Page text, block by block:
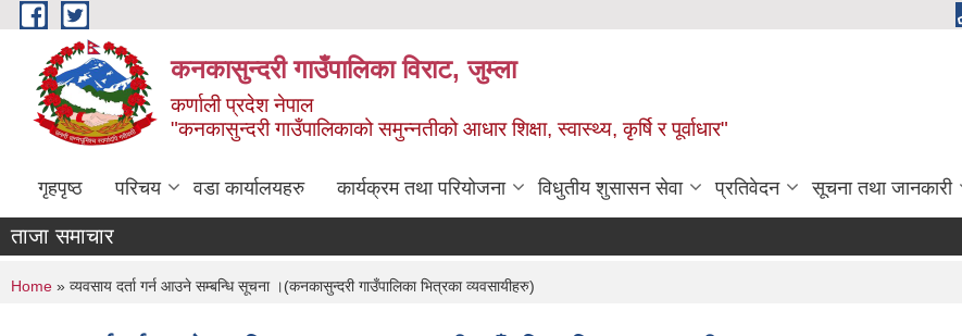
Skip to main content
कनकासुन्दरी गाउँपालिका विराट, जुम्ला
कर्णाली प्रदेश नेपाल
"कनकासुन्दरी गाउँपालिकाको समुन्नतीको आधार शिक्षा, स्वास्थ्य, कृर्षि र पूर्वाधार"
गृहपृष्ठ परिचय वडा कार्यालयहरु कार्यक्रम तथा परियोजना विधुतीय शुसासन सेवा प्रतिवेदन सूचना तथा जानकारी
ताजा समाचार
You are here
Home » व्यवसाय दर्ता गर्न आउने सम्बन्धि सूचना ।(कनकासुन्दरी गाउँपालिका भित्रका व्यवसायीहरु)